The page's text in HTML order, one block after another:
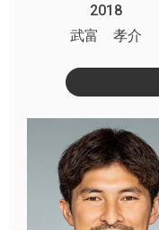
2018
武富 孝介